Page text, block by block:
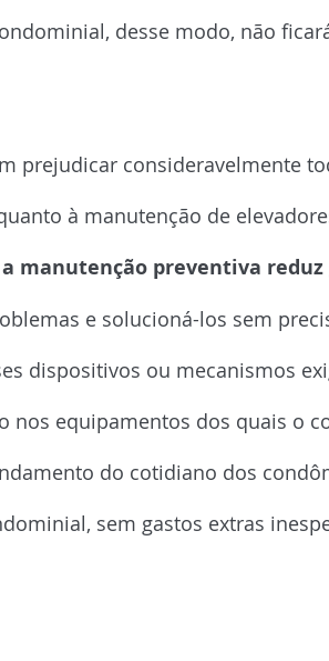
desse modo, não
prejudicar consideravelmente
à manutenção de
a manutenção preventiva reduz
e solucioná-los sem
dispositivos ou mecanismos
nos equipamentos dos quais o
do cotidiano dos
sem gastos extras